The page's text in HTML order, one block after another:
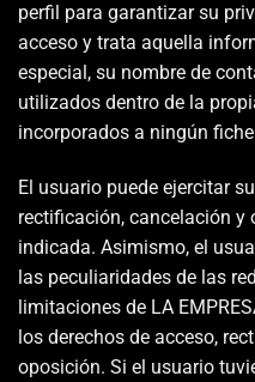
perfil para garantizar su
acceso y trata aquella
especial, su nombre de
utilizados dentro de la
incorporados a ningún
El usuario puede ejercitar
rectificación, cancelación y
indicada. Asimismo, el
las peculiaridades de las
limitaciones de LA
los derechos de acceso,
oposición. Si el usuario